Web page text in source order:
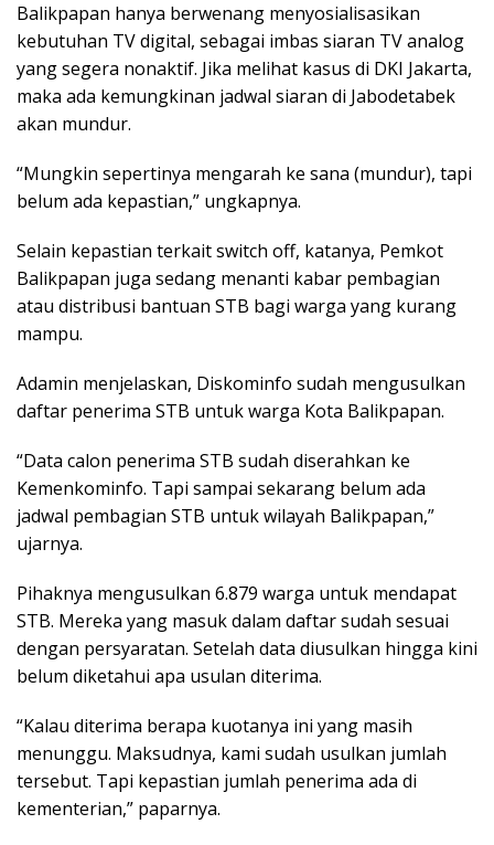
Balikpapan hanya berwenang menyosialisasikan
kebutuhan TV digital, sebagai imbas siaran TV analog
yang segera nonaktif. Jika melihat kasus di DKI Jakarta,
maka ada kemungkinan jadwal siaran di Jabodetabek
akan mundur.
“Mungkin sepertinya mengarah ke sana (mundur), tapi
belum ada kepastian,” ungkapnya.
Selain kepastian terkait switch off, katanya, Pemkot
Balikpapan juga sedang menanti kabar pembagian
atau distribusi bantuan STB bagi warga yang kurang
mampu.
Adamin menjelaskan, Diskominfo sudah mengusulkan
daftar penerima STB untuk warga Kota Balikpapan.
“Data calon penerima STB sudah diserahkan ke
Kemenkominfo. Tapi sampai sekarang belum ada
jadwal pembagian STB untuk wilayah Balikpapan,”
ujarnya.
Pihaknya mengusulkan 6.879 warga untuk mendapat
STB. Mereka yang masuk dalam daftar sudah sesuai
dengan persyaratan. Setelah data diusulkan hingga kini
belum diketahui apa usulan diterima.
“Kalau diterima berapa kuotanya ini yang masih
menunggu. Maksudnya, kami sudah usulkan jumlah
tersebut. Tapi kepastian jumlah penerima ada di
kementerian,” paparnya.